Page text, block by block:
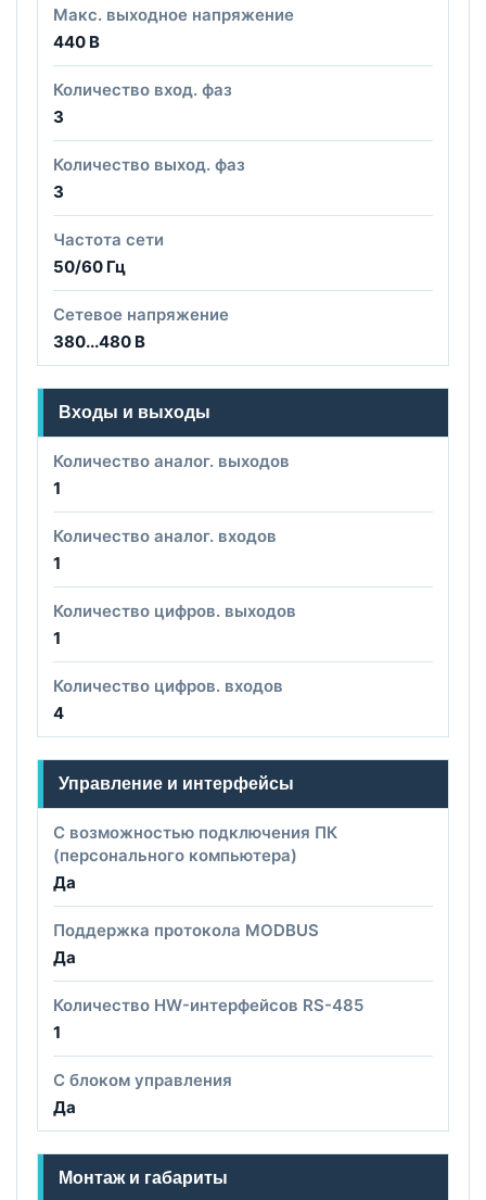
Макс. выходное напряжение
440 В
Количество вход. фаз
3
Количество выход. фаз
3
Частота сети
50/60 Гц
Сетевое напряжение
380...480 В
Входы и выходы
Количество аналог. выходов
1
Количество аналог. входов
1
Количество цифров. выходов
1
Количество цифров. входов
4
Управление и интерфейсы
С возможностью подключения ПК
(персонального компьютера)
Да
Поддержка протокола MODBUS
Да
Количество HW-интерфейсов RS-485
1
С блоком управления
Да
Монтаж и габариты